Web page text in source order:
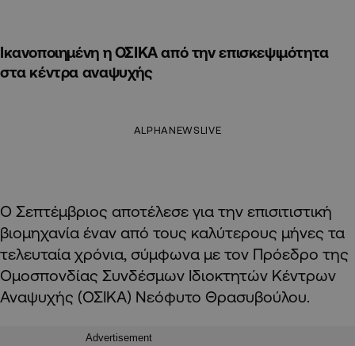
Ικανοποιημένη η ΟΣΙΚΑ από την επισκεψιμότητα
στα κέντρα αναψυχής
ALPHANEWSLIVE
Ο Σεπτέμβριος αποτέλεσε για την επισιτιστική
βιομηχανία έναν από τους καλύτερους μήνες τα
τελευταία χρόνια, σύμφωνα με τον Πρόεδρο της
Ομοσπονδίας Συνδέσμων Ιδιοκτητών Κέντρων
Αναψυχής (ΟΣΙΚΑ) Νεόφυτο Θρασυβούλου.
Advertisement